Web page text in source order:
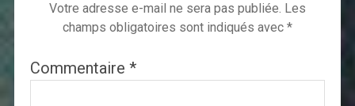
Votre adresse e-mail ne sera pas publiée. Les
champs obligatoires sont indiqués avec *
Commentaire *